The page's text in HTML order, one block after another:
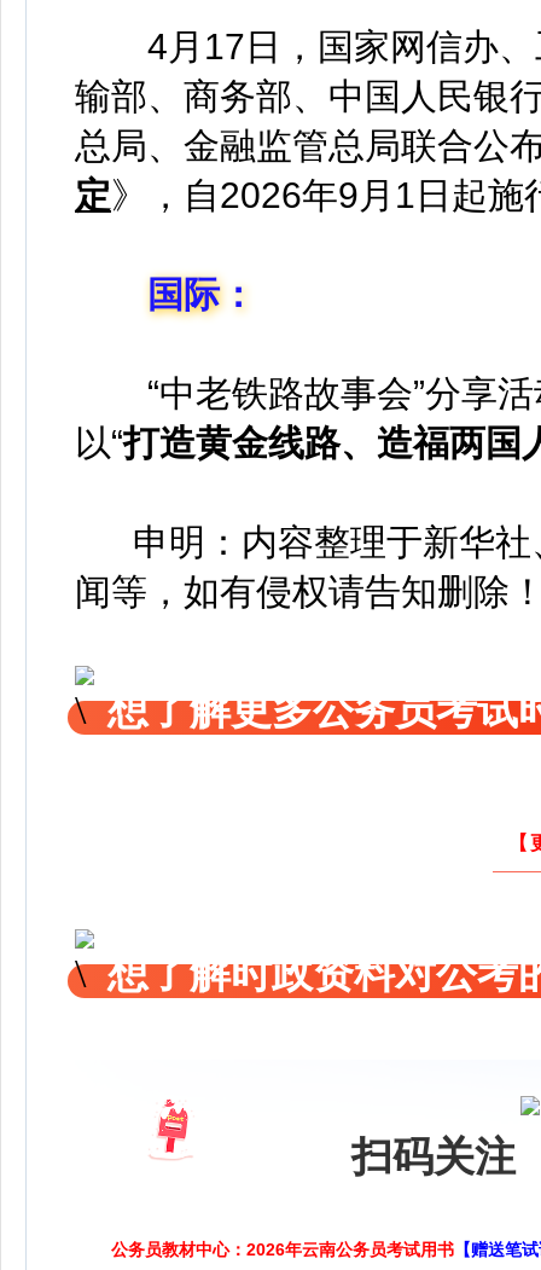
4月17日，国家网信办
输部、商务部、中国人民银
总局、金融监管总局联合公
定》，自2026年9月1日起施
国际：
“中老铁路故事会”分享
以“打造黄金线路、造福两国
申明：内容整理于新华社
闻等，如有侵权请告知删除
想了解更多公务员考试
想了解时政资料对公考
扫码关注
公务员教材中心：2026年云南公务员考试用书 【赠送笔